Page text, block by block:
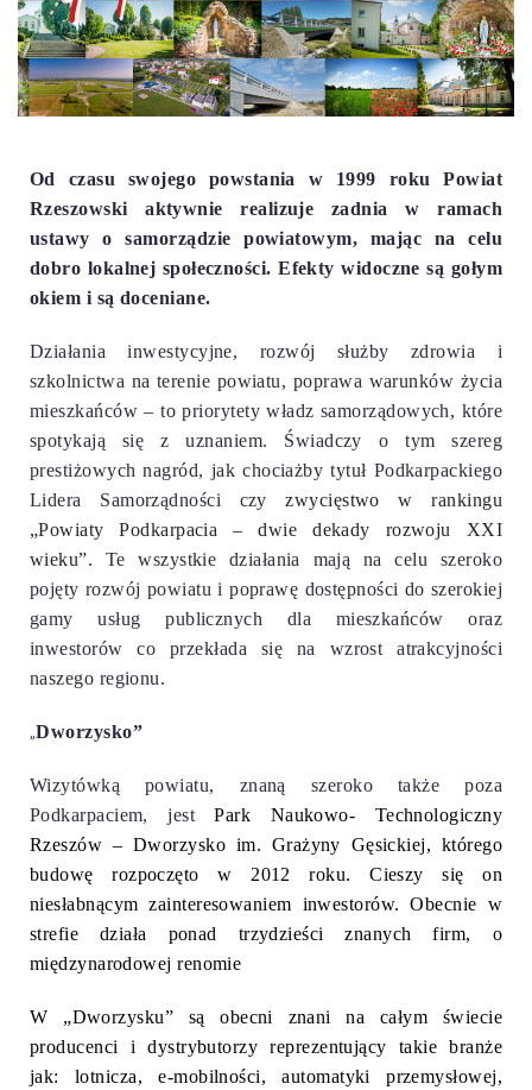
Od czasu swojego powstania w 1999 roku Powiat
Rzeszowski aktywnie realizuje zadnia w ramach
ustawy o samorządzie powiatowym, mając na celu
dobro lokalnej społeczności. Efekty widoczne są gołym
okiem i są doceniane.
Działania inwestycyjne, rozwój służby zdrowia i
szkolnictwa na terenie powiatu, poprawa warunków życia
mieszkańców – to priorytety władz samorządowych, które
spotykają się z uznaniem. Świadczy o tym szereg
prestiżowych nagród, jak chociażby tytuł Podkarpackiego
Lidera Samorządności czyzwycięstwo w rankingu
„Powiaty Podkarpacia – dwie dekady rozwoju XXI
wieku”. Te wszystkie działania mają na celu szeroko
pojęty rozwój powiatu i poprawę dostępności do szerokiej
gamy usług publicznych dla mieszkańców oraz
inwestorów co przekłada się na wzrost atrakcyjności
naszego regionu.
„Dworzysko”
Wizytówką powiatu, znaną szeroko także poza
Podkarpaciem, jestPark Naukowo- Technologiczny
Rzeszów – Dworzysko im. Grażyny Gęsickiej, którego
budowę rozpoczęto w 2012 roku. Cieszy się on
niesłabnącym zainteresowaniem inwestorów. Obecnie w
strefie działa ponad trzydzieści znanych firm, o
międzynarodowej renomie
W „Dworzysku” są obecni znani na całym świecie
producenci i dystrybutorzy reprezentujący takie branże
jak: lotnicza, e-mobilności, automatyki przemysłowej,